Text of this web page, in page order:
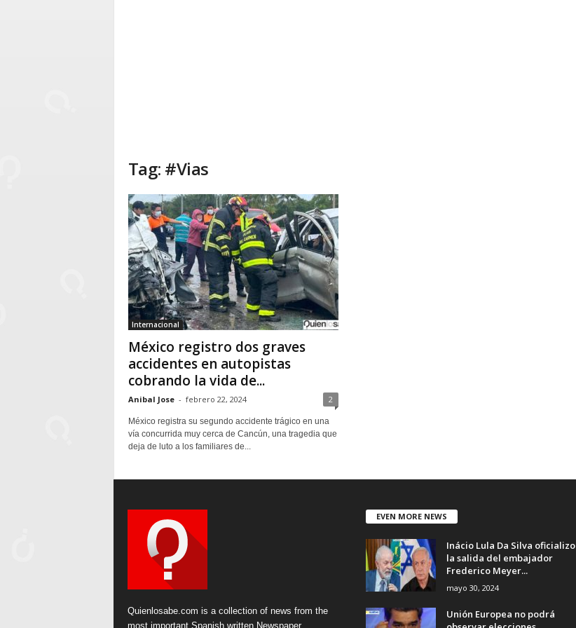
Tag: #Vias
Internacional
México registro dos graves
accidentes en autopistas
cobrando la vida de...
Anibal Jose - febrero 22, 2024 2
México registra su segundo accidente trágico en una
vía concurrida muy cerca de Cancún, una tragedia que
deja de luto a los familiares de...
Quienlosabe.com is a collection of news from the
most important Spanish written Newspaper.
EVEN MORE NEWS
Inácio Lula Da Silva oficializo
la salida del embajador
Frederico Meyer...
mayo 30, 2024
Unión Europea no podrá